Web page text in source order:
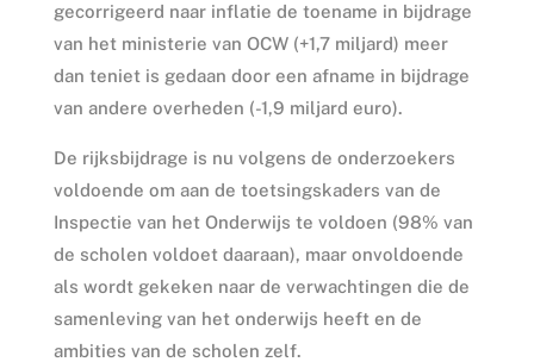
gecorrigeerd naar inflatie de toename in bijdrage
van het ministerie van OCW (+1,7 miljard) meer
dan teniet is gedaan door een afname in bijdrage
van andere overheden (-1,9 miljard euro).
De rijksbijdrage is nu volgens de onderzoekers
voldoende om aan de toetsingskaders van de
Inspectie van het Onderwijs te voldoen (98% van
de scholen voldoet daaraan), maar onvoldoende
als wordt gekeken naar de verwachtingen die de
samenleving van het onderwijs heeft en de
ambities van de scholen zelf.